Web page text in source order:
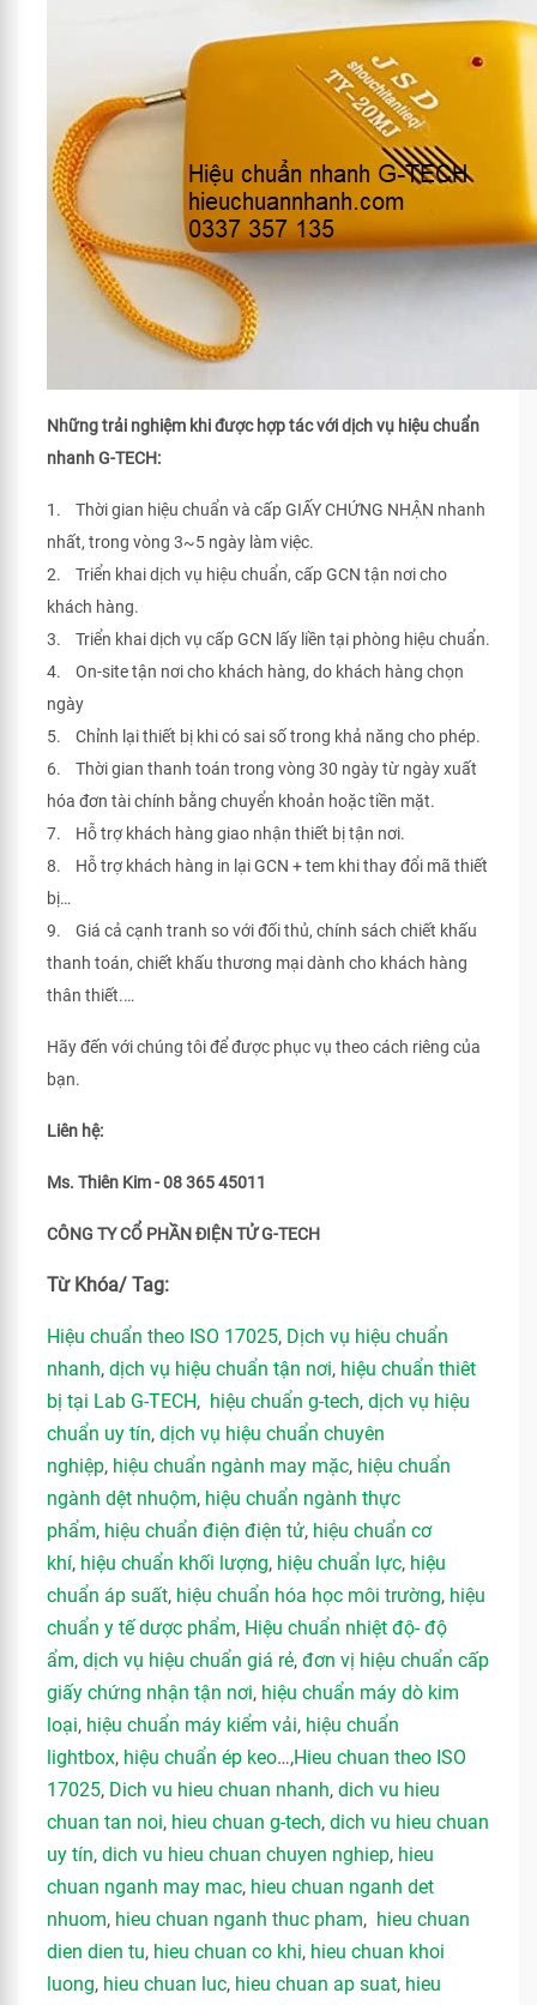
Những trải nghiệm khi được hợp tác với dịch vụ hiệu chuẩn
nhanh G-TECH:
1. Thời gian hiệu chuẩn và cấp GIẤY CHỨNG NHẬN nhanh
nhất, trong vòng 3~5 ngày làm việc.
2. Triển khai dịch vụ hiệu chuẩn, cấp GCN tận nơi cho
khách hàng.
3. Triển khai dịch vụ cấp GCN lấy liền tại phòng hiệu chuẩn.
4. On-site tận nơi cho khách hàng, do khách hàng chọn
ngày
5. Chỉnh lại thiết bị khi có sai số trong khả năng cho phép.
6. Thời gian thanh toán trong vòng 30 ngày từ ngày xuất
hóa đơn tài chính bằng chuyển khoản hoặc tiền mặt.
7. Hỗ trợ khách hàng giao nhận thiết bị tận nơi.
8. Hỗ trợ khách hàng in lại GCN + tem khi thay đổi mã thiết
bị…
9. Giá cả cạnh tranh so với đối thủ, chính sách chiết khấu
thanh toán, chiết khấu thương mại dành cho khách hàng
thân thiết.…
Hãy đến với chúng tôi để được phục vụ theo cách riêng của
bạn.
Liên hệ:
Ms. Thiên Kim - 08 365 45011
CÔNG TY CỔ PHẦN ĐIỆN TỬ G-TECH
Từ Khóa/ Tag:
Hiệu chuẩn theo ISO 17025, Dịch vụ hiệu chuẩn
nhanh, dịch vụ hiệu chuẩn tận nơi, hiệu chuẩn thiêt
bị tại Lab G-TECH, hiệu chuẩn g-tech, dịch vụ hiệu
chuẩn uy tín, dịch vụ hiệu chuẩn chuyên
nghiệp, hiệu chuẩn ngành may mặc, hiệu chuẩn
ngành dệt nhuộm, hiệu chuẩn ngành thực
phẩm, hiệu chuẩn điện điện tử, hiệu chuẩn cơ
khí, hiệu chuẩn khối lượng, hiệu chuẩn lực, hiệu
chuẩn áp suất, hiệu chuẩn hóa học môi trường, hiệu
chuẩn y tế dược phẩm, Hiệu chuẩn nhiệt độ- độ
ẩm, dịch vụ hiệu chuẩn giá rẻ, đơn vị hiệu chuẩn cấp
giấy chứng nhận tận nơi, hiệu chuẩn máy dò kim
loại, hiệu chuẩn máy kiểm vải, hiệu chuẩn
lightbox, hiệu chuẩn ép keo…,Hieu chuan theo ISO
17025, Dich vu hieu chuan nhanh, dich vu hieu
chuan tan noi, hieu chuan g-tech, dich vu hieu chuan
uy tín, dich vu hieu chuan chuyen nghiep, hieu
chuan nganh may mac, hieu chuan nganh det
nhuom, hieu chuan nganh thuc pham, hieu chuan
dien dien tu, hieu chuan co khi, hieu chuan khoi
luong, hieu chuan luc, hieu chuan ap suat, hieu